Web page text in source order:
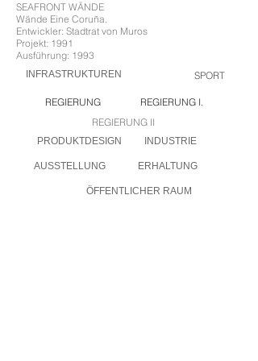
SEAFRONT WÄNDE
Wände Eine Coruña.
Entwickler: Stadtrat von Muros
Projekt: 1991
Ausführung: 1993
INFRASTRUKTUREN
REGIERUNG
SPORT
REGIERUNG I.
REGIERUNG II
PRODUKTDESIGN
AUSSTELLUNG
INDUSTRIE
ERHALTUNG
ÖFFENTLICHER RAUM